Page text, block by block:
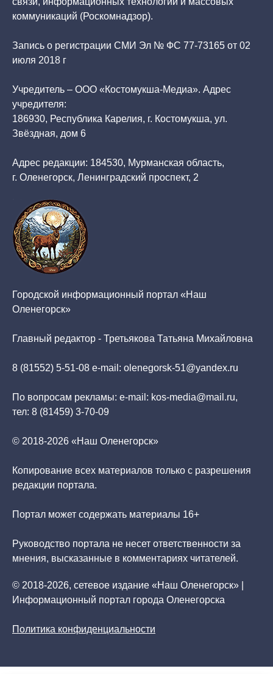
коммуникаций (Роскомнадзор).
Запись о регистрации СМИ Эл № ФС 77-73165 от 02
июля 2018 г
Учредитель – ООО «Костомукша-Медиа». Адрес
учредителя:
186930, Республика Карелия, г. Костомукша, ул.
Звёздная, дом 6
Адрес редакции: 184530, Мурманская область,
г. Оленегорск, Ленинградский проспект, 2
Городской информационный портал «Наш
Оленегорск»
Главный редактор - Третьякова Татьяна Михайловна
8 (81552) 5-51-08 e-mail: olenegorsk-51@yandex.ru
По вопросам рекламы: e-mail: kos-media@mail.ru,
тел: 8 (81459) 3-70-09
© 2018-2026 «Наш Оленегорск»
Копирование всех материалов только с разрешения
редакции портала.
Портал может содержать материалы 16+
Руководство портала не несет ответственности за
мнения, высказанные в комментариях читателей.
© 2018-2026, сетевое издание «Наш Оленегорск» |
Информационный портал города Оленегорска
Политика конфиденциальности